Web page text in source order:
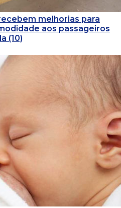
melhorias para
aos passageiros
(10)